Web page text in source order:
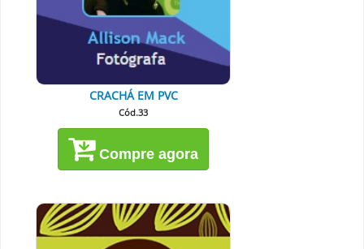
CRACHÁ EM PVC
Cód.33
Compre agora